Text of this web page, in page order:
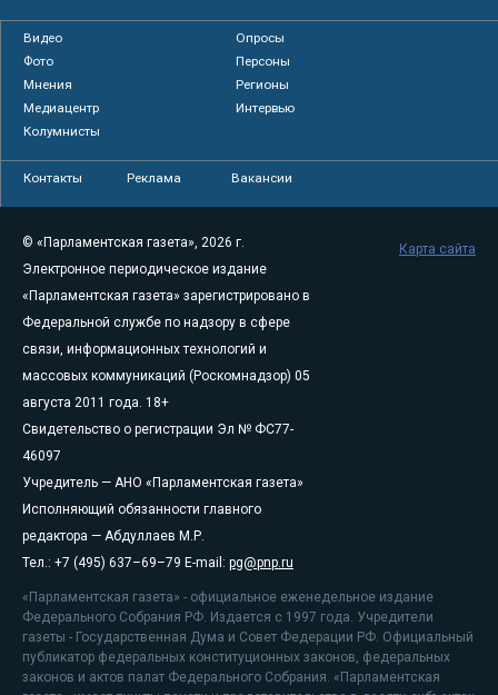
Видео
Опросы
Фото
Персоны
Мнения
Регионы
Медиацентр
Интервью
Колумнисты
Контакты Реклама Вакансии
© «Парламентская газета», 2026 г.
Электронное периодическое издание
«Парламентская газета» зарегистрировано в
Федеральной службе по надзору в сфере
связи, информационных технологий и
массовых коммуникаций (Роскомнадзор) 05
августа 2011 года. 18+
Свидетельство о регистрации Эл № ФС77-
46097
Учредитель — АНО «Парламентская газета»
Исполняющий обязанности главного
редактора — Абдуллаев М.Р.
Тел.: +7 (495) 637–69–79 E-mail: pg@pnp.ru
«Парламентская газета» - официальное еженедельное издание
Федерального Собрания РФ. Издается с 1997 года. Учредители
газеты - Государственная Дума и Совет Федерации РФ. Официальный
публикатор федеральных конституционных законов, федеральных
законов и актов палат Федерального Собрания. «Парламентская
Карта сайта